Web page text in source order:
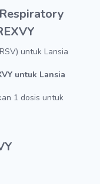
untuk Lansia
untuk Lansia
1 dosis untuk